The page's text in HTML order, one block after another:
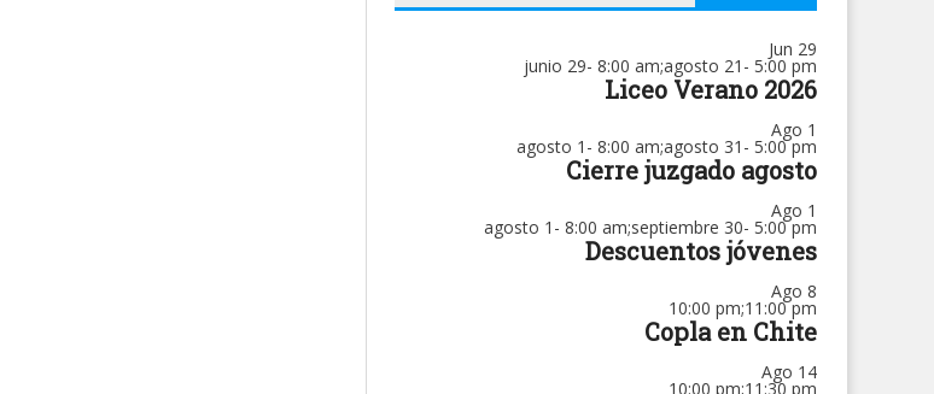
Jun 29
junio 29- 8:00 am;agosto 21- 5:00 pm
Liceo Verano 2026
Ago 1
agosto 1- 8:00 am;agosto 31- 5:00 pm
Cierre juzgado agosto
Ago 1
agosto 1- 8:00 am;septiembre 30- 5:00 pm
Descuentos jóvenes
Ago 8
10:00 pm;11:00 pm
Copla en Chite
Ago 14
10:00 pm;11:30 pm